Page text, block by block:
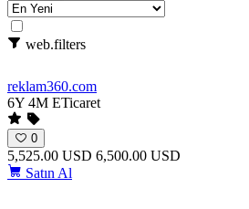
web.filters
reklam360.com
6Y 4M ETicaret
0
5,525.00 USD 6,500.00 USD
Satın Al